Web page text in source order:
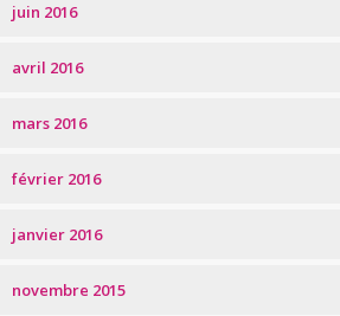
juin 2016
avril 2016
mars 2016
février 2016
janvier 2016
novembre 2015